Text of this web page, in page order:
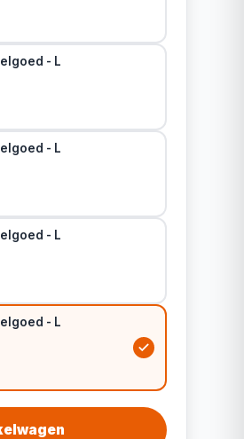
- L
- L
- L
- L